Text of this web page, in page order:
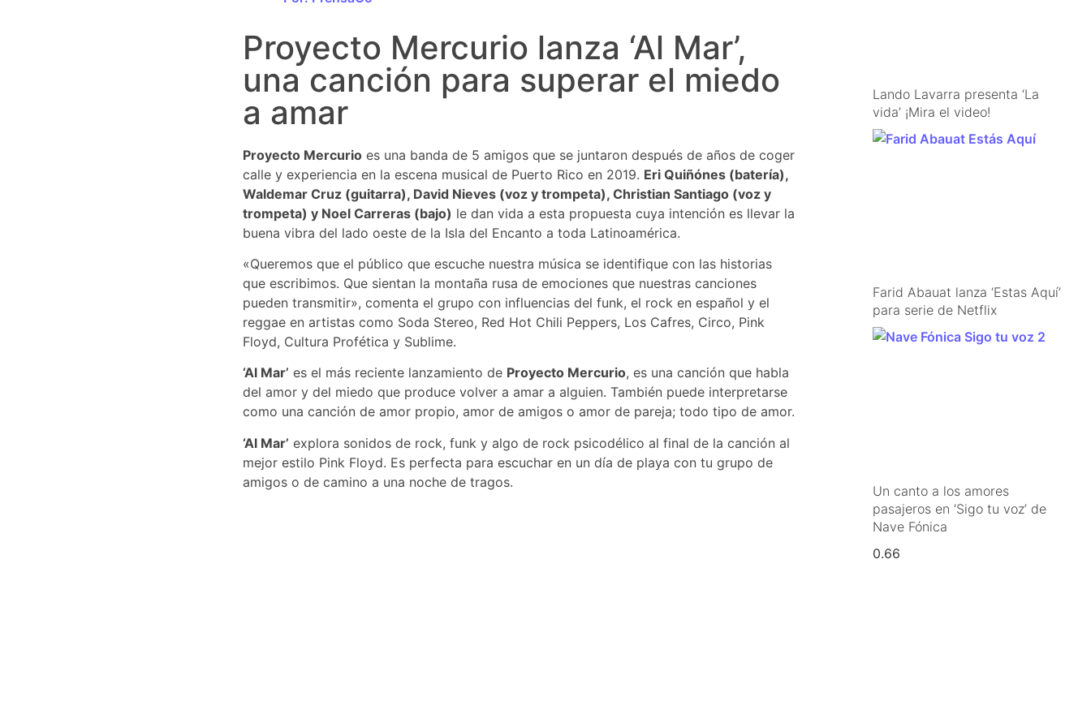
Proyecto Mercurio lanza ‘Al Mar’,
una canción para superar el miedo
a amar
Proyecto Mercurioes una banda de 5 amigos que se juntaron después de años de coger
calle y experiencia en la escena musical de Puerto Rico en 2019. Eri Quiñónes (batería),
Waldemar Cruz (guitarra), David Nieves (voz y trompeta), Christian Santiago (voz y
trompeta) y Noel Carreras (bajo) le dan vida a esta propuesta cuya intención es llevar la
buena vibra del lado oeste de la Isla del Encanto a toda Latinoamérica.
«Queremos que el público que escuche nuestra música se identifique con las historias
que escribimos. Que sientan la montaña rusa de emociones que nuestras canciones
pueden transmitir», comenta el grupo con influencias del funk, el rock en español y el
reggae en artistas como Soda Stereo, Red Hot Chili Peppers, Los Cafres, Circo, Pink
Floyd, Cultura Profética y Sublime.
‘Al Mar’ es el más reciente lanzamiento de Proyecto Mercurio, es una canción que habla
del amor y del miedo que produce volver a amar a alguien. También puede interpretarse
como una canción de amor propio, amor de amigos o amor de pareja; todo tipo de amor.
‘Al Mar’ explora sonidos de rock, funk y algo de rock psicodélico al final de la canción al
mejor estilo Pink Floyd. Es perfecta para escuchar en un día de playa con tu grupo de
amigos o de camino a una noche de tragos.
Lando Lavarra presenta ‘La
vida’ ¡Mira el video!
Farid Abauat lanza ‘Estas Aquí’
para serie de Netflix
Un canto a los amores
pasajeros en ‘Sigo tu voz’ de
Nave Fónica